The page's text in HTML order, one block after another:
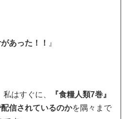
あった！！ 』
はすぐに、
『食糧人類7巻』
信されているのかを隅々まで